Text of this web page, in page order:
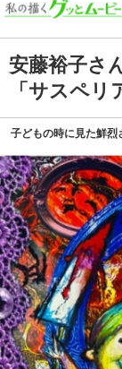
安藤裕子さ
「サスペリ
子どもの時に見た鮮